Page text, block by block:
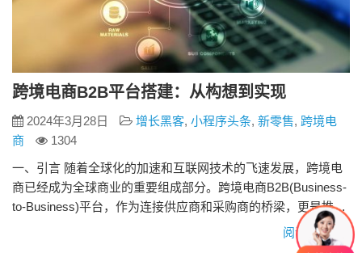
跨境电商B2B平台搭建：从构想到实现
2024年3月28日 增长黑客, 小程序头条, 新零售, 跨境电
商
1304
一、引言 随着全球化的加速和互联网技术的飞速发展，跨境电
商已经成为全球商业的重要组成部分。跨境电商B2B(Business-
to-Business)平台，作为连接供应商和采购商的桥梁，更是推动
这一领域发展的关键因素。本文将深入探讨跨境电商B2B平台的
搭建过程，从需求分析、平台设计、技术实现到运营管理等多
阅读更多»